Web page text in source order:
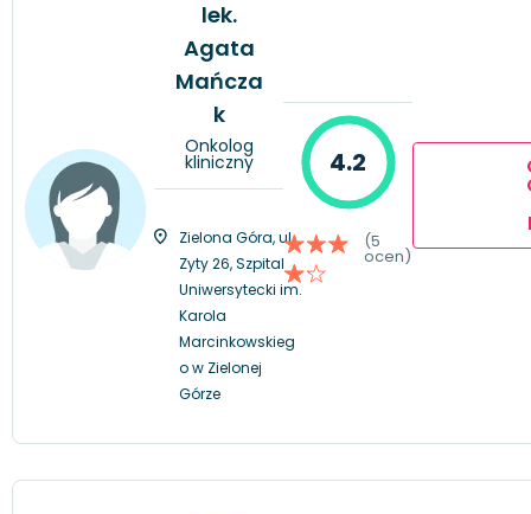
lek.
Agata
Mańcza
k
Onkolog
kliniczny
Zielona Góra, ul.
Zyty 26, Szpital
Uniwersytecki im.
Karola
Marcinkowskieg
o w Zielonej
Górze
4.2
(5
ocen)